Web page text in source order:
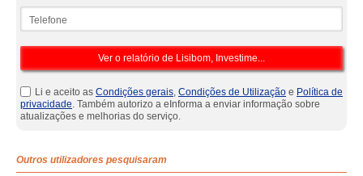
Li e aceito as Condições gerais, Condições de Utilização e Política de
privacidade. Também autorizo a eInforma a enviar informação sobre
atualizações e melhorias do serviço.
Outros utilizadores pesquisaram